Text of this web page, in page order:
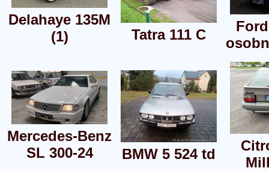
Delahaye 135M
(1)
Tatra 111 C
Mercedes-Benz
SL 300-24
BMW 5 524 td